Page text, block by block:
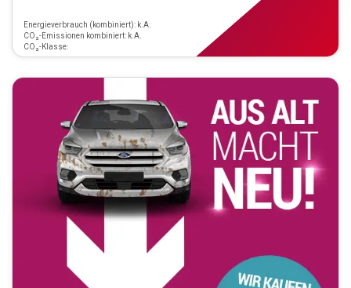
Energieverbrauch (kombiniert): k.A.
CO₂-Emissionen kombiniert: k.A.
CO₂-Klasse: